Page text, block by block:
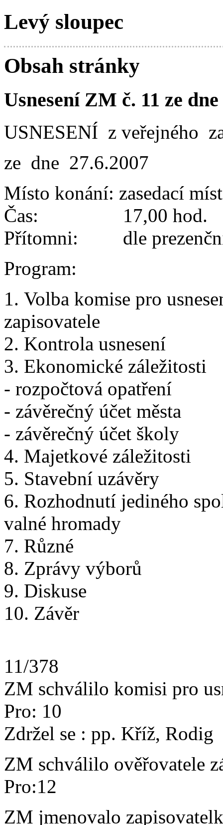
Levý sloupec
Obsah stránky
Usnesení ZM č. 11 ze dne
USNESENÍ z veřejného
ze dne 27.6.2007
Místo konání: zasedací
Čas: 17,00 hod.
Přítomni: dle
Program:
1. Volba komise pro
zapisovatele
2. Kontrola usnesení
3. Ekonomické záležitosti
- rozpočtová opatření
- závěrečný účet města
- závěrečný účet školy
4. Majetkové záležitosti
5. Stavební uzávěry
6. Rozhodnutí jediného
valné hromady
7. Různé
8. Zprávy výborů
9. Diskuse
10. Závěr
11/378
ZM schválilo komisi pro
Pro: 10
Zdržel se : pp. Kříž, Rodig
ZM schválilo ověřovatele
Pro:12
ZM jmenovalo